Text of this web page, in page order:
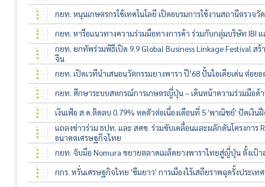
กยท. หนุนเกษตรกรใช้เทคโนโลยี เปิดอบรมการใช้งานสถานีตรวจ
กยท. หารือแนวทางความร่วมมือทางการค้า ร่วมกับกลุ่มบริษัท IBI
กยท. ยกทัพร่วมพิธีเปิด 9.9 Global Business Linkage Festival
จีน
กยท. เปิดเวทีนำเสนอนวัตกรรมยางพารา ปี’68 ปั้นไอเดียเด่น ต่อย
กยท. ศึกษาระบบสหกรณ์การเกษตรญี่ปุ่น – เดินหน้าความร่วมมือด้
เงินเฟ้อ ส.ค.ติดลบ 0.79% หดตัวต่อเนื่องเดือนที่ 5 'พาณิชย์' ปัดเงิน
แถลงข่าวร่วม ธปท. และ สศช. ร่วมขับเคลื่อนและผลักดันโครงการ
อนาคตเศรษฐกิจไทย
กยท. จับมือ Nomura ขยายตลาดเมล็ดยางพาราไทยสู่ญี่ปุ่น ตั้งเป้า
กกร. หวั่นเศรษฐกิจไทย 'ซึมยาว' การเมืองไร้เสถียราพฉุดรั้งประเท